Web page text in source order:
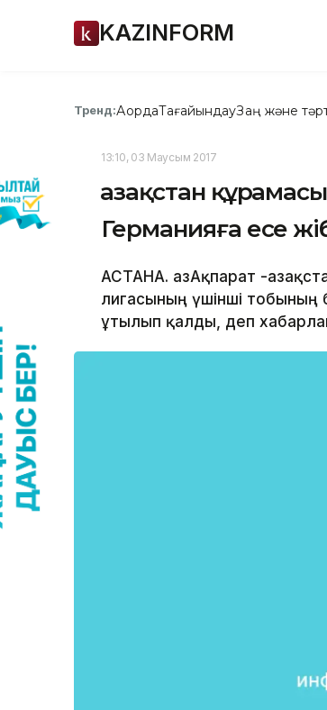
KAZINFORM
Тренд:АқордаТағайындауЗаң және
13:10, 03 Маусым 2017
Қазақстан
Германияға есе
АСТАНА. ҚазАқпарат -
лигасының үшінші
ұтылып қалды, деп